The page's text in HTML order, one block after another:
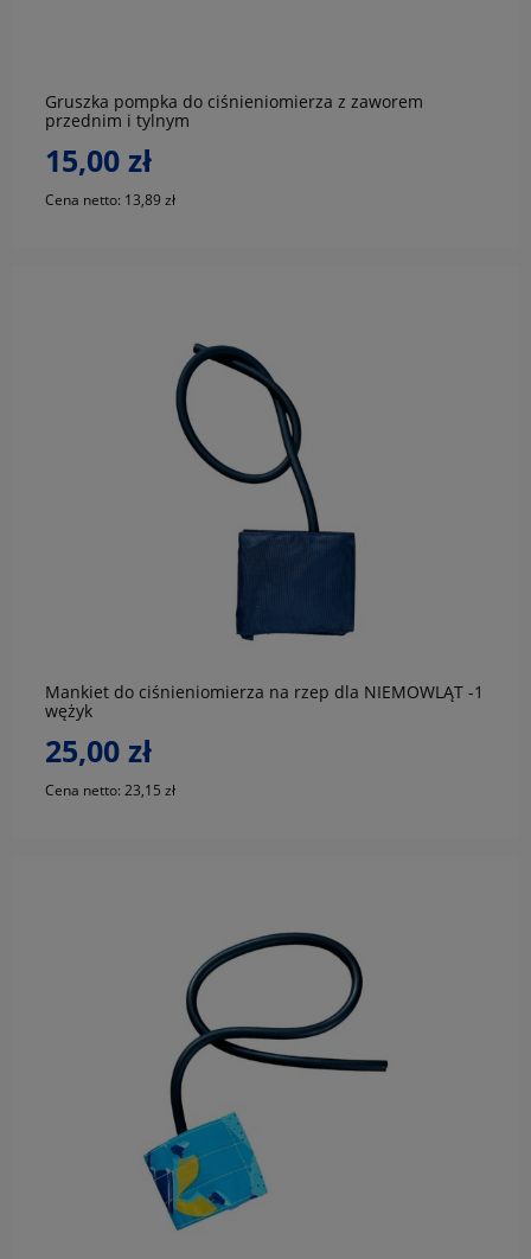
Gruszka pompka do ciśnieniomierza z zaworem
przednim i tylnym
15,00 zł
Cena netto: 13,89 zł
Mankiet do ciśnieniomierza na rzep dla NIEMOWLĄT -1
wężyk
25,00 zł
Cena netto: 23,15 zł
do koszyka